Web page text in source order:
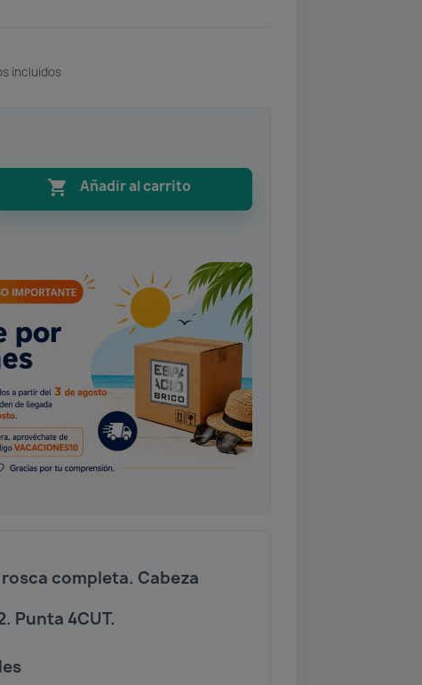
incluidos
 Añadir al carrito
completa. Cabeza
Punta 4CUT.